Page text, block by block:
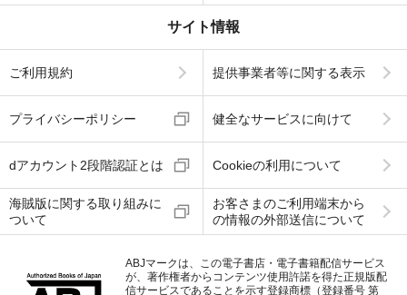
サイト情報
ご利用規約 提供事業者等に関する表示
プライバシーポリシー 健全なサービスに向けて
dアカウント2段階認証とは Cookieの利用について
海賊版に関する取り組みに
ついて
お客さまのご利用端末から
の情報の外部送信について
ABJマークは、この電子書店・電子書籍配信サービス
が、著作権者からコンテンツ使用許諾を得た正規版配
信サービスであることを示す登録商標（登録番号 第